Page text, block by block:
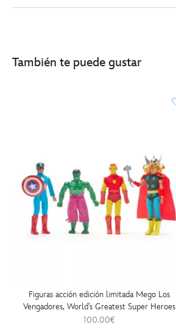
man-
http://schema.org/InStock
También te puede gustar
Figuras acción edición limitada Mego Los
Vengadores, World's Greatest Super Heroes
100.00€